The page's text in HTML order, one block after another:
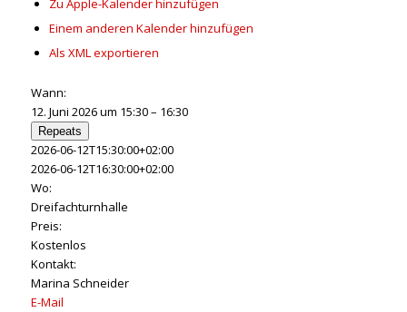
Zu Apple-Kalender hinzufügen
Einem anderen Kalender hinzufügen
Als XML exportieren
Wann:
12. Juni 2026 um 15:30 – 16:30
Repeats
2026-06-12T15:30:00+02:00
2026-06-12T16:30:00+02:00
Wo:
Dreifachturnhalle
Preis:
Kostenlos
Kontakt:
Marina Schneider
E-Mail